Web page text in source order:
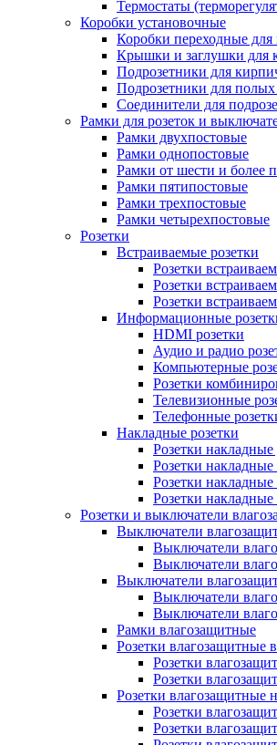
Термостаты
Коробки установочные
Коробки переходные
Крышки и заглушки для
Подрозетники для
Подрозетники для полых
Соединители для
Рамки для розеток и
Рамки двухпостовые
Рамки однопостовые
Рамки от шести и более
Рамки пятипостовые
Рамки трехпостовые
Рамки четырехпостовые
Розетки
Встраиваемые розетки
Розетки
Розетки
Розетки
Информационные
HDMI розетки
Аудио и радио
Компьютерные
Розетки
Телевизионные
Телефонные
Накладные розетки
Розетки
Розетки
Розетки
Розетки
Розетки и выключатели
Выключатели
Выключатели
Выключатели
Выключатели
Выключатели
Выключатели
Рамки влагозащитные
Розетки влагозащитные
Розетки
Розетки
Розетки влагозащитные
Розетки
Розетки